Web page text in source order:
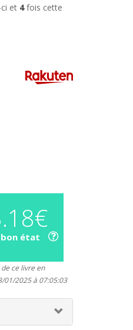
et 4fois cette
état
ce livre en
01/2025 à 07:05:03